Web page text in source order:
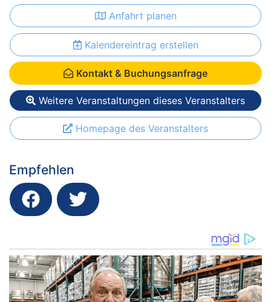
Anfahrt planen
Kalendereintrag erstellen
Kontakt & Buchungsanfrage
Weitere Veranstaltungen dieses Veranstalters
Homepage des Veranstalters
Empfehlen